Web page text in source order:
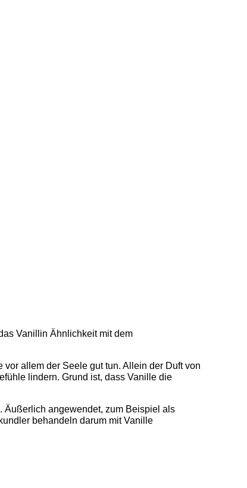
Vanillin Ähnlichkeit mit dem
allem der Seele gut tun. Allein der Duft von
lindern. Grund ist, dass Vanille die
Äußerlich angewendet, zum Beispiel als
behandeln darum mit Vanille